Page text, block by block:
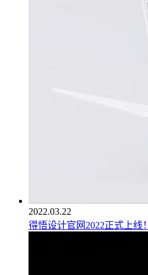
2022.03.22
得悟设计官网2022正式上线！